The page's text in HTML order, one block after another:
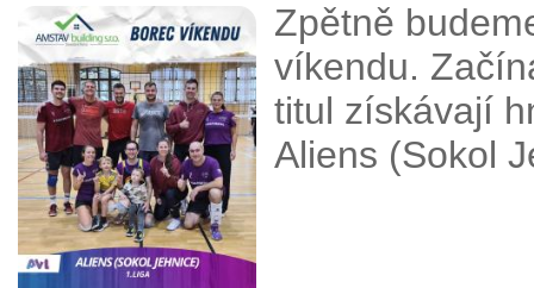
Zpětně
víkendu.
titul získávají
Aliens (Sokol